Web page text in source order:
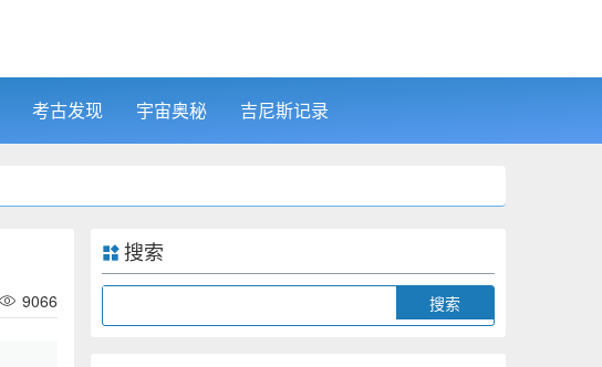
考古发现 宇宙奥秘 吉尼斯记录
9066
搜索